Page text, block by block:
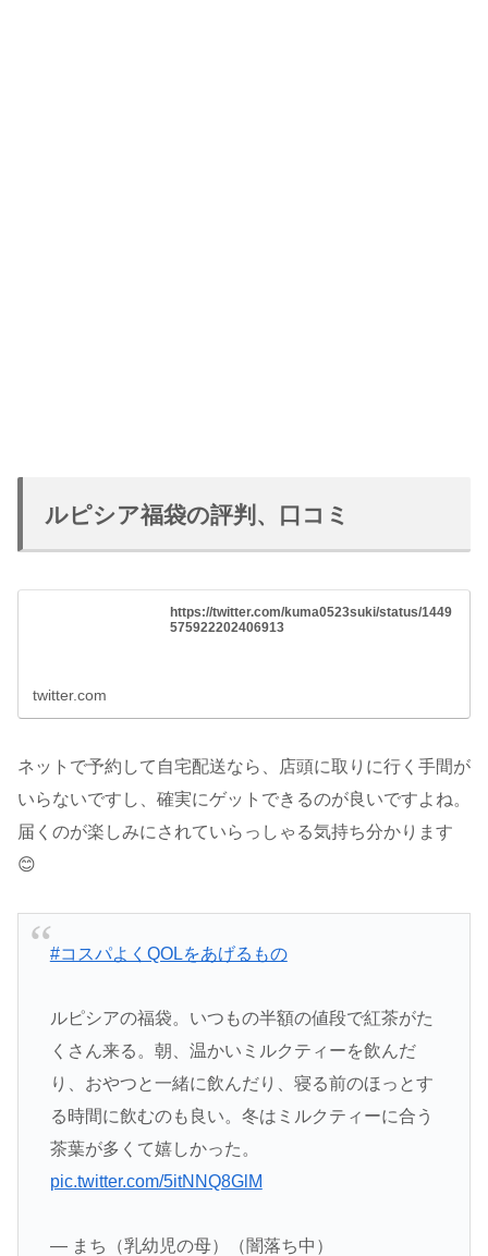
ルピシア福袋の評判、口コミ
https://twitter.com/kuma0523suki/status/1449
575922202406913
twitter.com
ネットで予約して自宅配送なら、店頭に取りに行く手間が
いらないですし、確実にゲットできるのが良いですよね。
届くのが楽しみにされていらっしゃる気持ち分かります
😊
#コスパよくQOLをあげるもの
ルピシアの福袋。いつもの半額の値段で紅茶がた
くさん来る。朝、温かいミルクティーを飲んだ
り、おやつと一緒に飲んだり、寝る前のほっとす
る時間に飲むのも良い。冬はミルクティーに合う
茶葉が多くて嬉しかった。
pic.twitter.com/5itNNQ8GlM
— まち（乳幼児の母）（闇落ち中）